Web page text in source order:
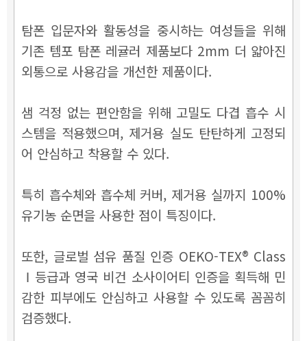
탐폰 입문자와 활동성을 중시하는 여성들을 위해
기존 템포 탐폰 레귤러 제품보다 2mm 더 얇아진
외통으로 사용감을 개선한 제품이다.
샘 걱정 없는 편안함을 위해 고밀도 다겹 흡수 시
스템을 적용했으며, 제거용 실도 탄탄하게 고정되
어 안심하고 착용할 수 있다.
특히 흡수체와 흡수체 커버, 제거용 실까지 100%
유기농 순면을 사용한 점이 특징이다.
또한, 글로벌 섬유 품질 인증 OEKO-TEX® Class
Ⅰ등급과 영국 비건 소사이어티 인증을 획득해 민
감한 피부에도 안심하고 사용할 수 있도록 꼼꼼히
검증했다.